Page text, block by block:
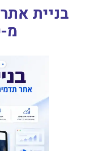
בניית
מ-4,970 ש"ח